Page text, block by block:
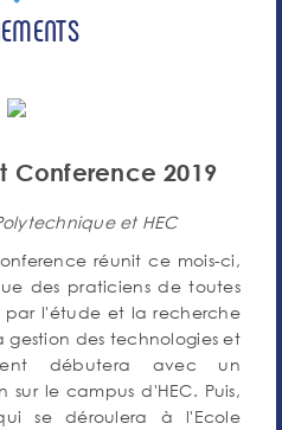
Conference 2019
et HEC
réunit ce mois-ci,
des praticiens de toutes
par l'étude et la recherche
des technologies et
débutera avec un
le campus d'HEC. Puis,
se déroulera à l'Ecole